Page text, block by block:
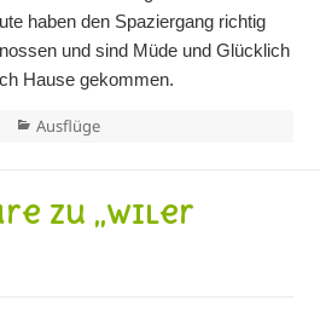
haben den Spaziergang richtig
und sind Müde und Glücklich
Hause gekommen.
Kategorien
Ausflüge
zu „Wiler